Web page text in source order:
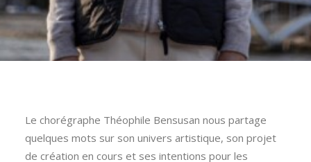
Le chorégraphe Théophile Bensusan nous partage
quelques mots sur son univers artistique, son projet
de création en cours et ses intentions pour les